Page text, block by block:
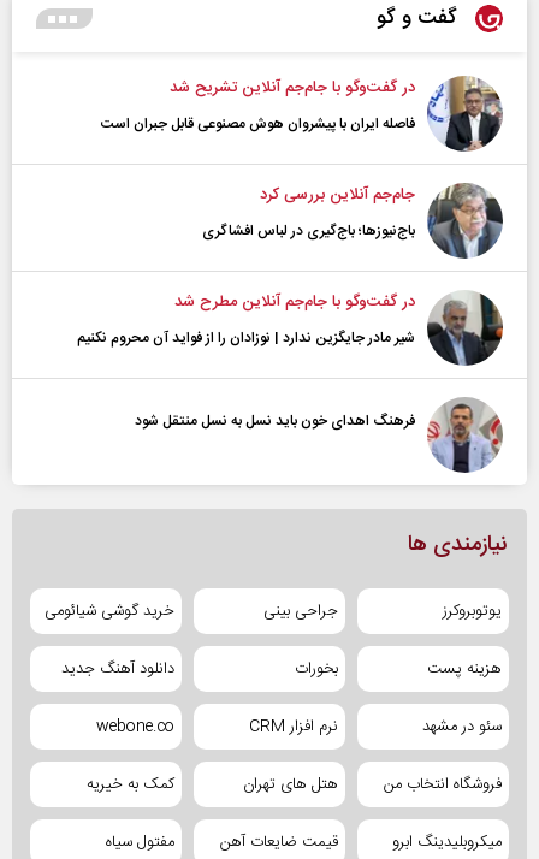
گفت و گو
در گفت‌و‌گو با جام‌جم آنلاین تشریح شد
فاصله ایران با پیشرو‌ان هوش مصنوعی قابل جبران است
جام‌جم آنلاین بررسی کرد
باج‌نیوزها؛ باج‌گیری در لباس افشاگری
در گفت‌و‌گو با جام‌جم آنلاین مطرح شد
شیر مادر جایگزین ندارد | نوزادان را از فواید آن محروم نکنیم
فرهنگ اهدای خون باید نسل به نسل منتقل شود
نیازمندی ها
یوتوبروکرز جراحی بینی خرید گوشی شیائومی
هزینه پست بخورات دانلود آهنگ جدید
سئو در مشهد نرم افزار CRM webone.co
فروشگاه انتخاب من هتل های تهران کمک به خیریه
میکروبلیدینگ ابرو قیمت ضایعات آهن مفتول سیاه